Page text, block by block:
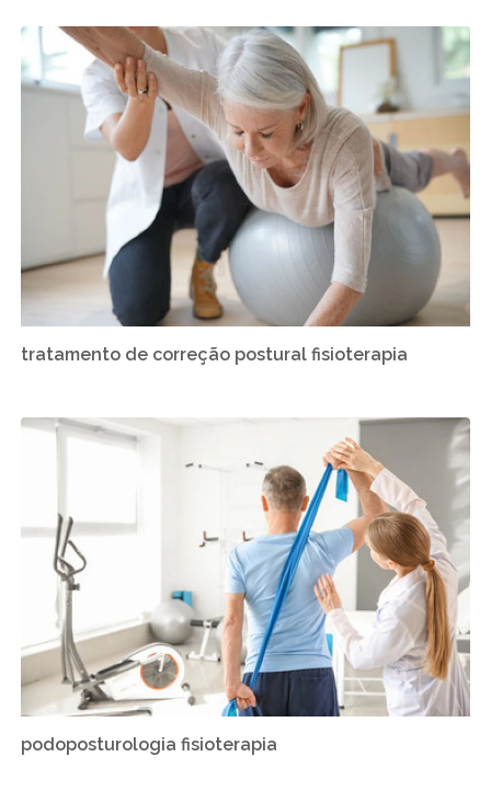
tratamento de correção postural fisioterapia
podoposturologia fisioterapia